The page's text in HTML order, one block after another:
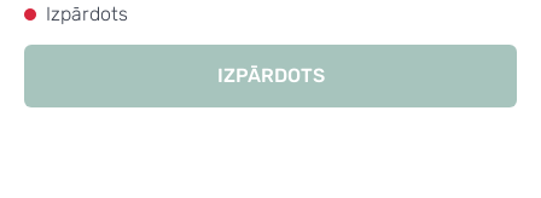
Izpārdots
IZPĀRDOTS